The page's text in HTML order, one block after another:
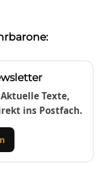
Texte,
ins Postfach.